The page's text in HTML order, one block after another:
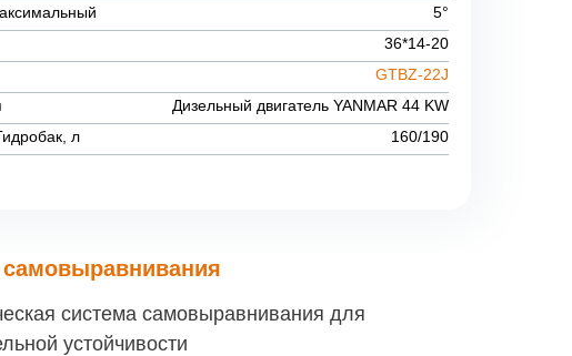
л
5°
36*14-20
GTBZ-22J
Дизельный двигатель YANMAR 44 KW
160/190
система самовыравнивания для
устойчивости